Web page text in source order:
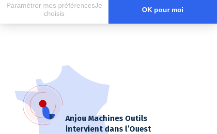
Paramétrer mes préférencesJe
choisis
OK pour moi
Anjou Machines Outils
intervient dans l’Ouest